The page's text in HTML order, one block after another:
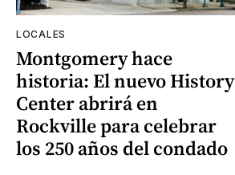
LOCALES
Montgomery hace
historia: El nuevo History
Center abrirá en
Rockville para celebrar
los 250 años del condado